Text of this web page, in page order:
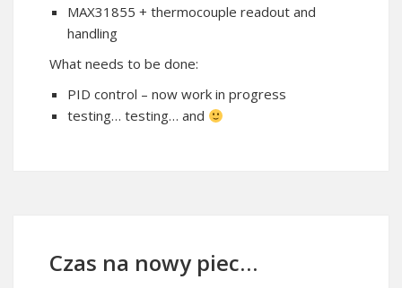
MAX31855 + thermocouple readout and
handling
What needs to be done:
PID control – now work in progress
testing… testing… and
Czas na nowy piec…